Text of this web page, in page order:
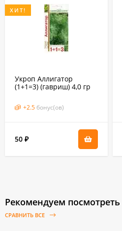
ХИТ!
Укроп Аллигатор
(1+1=3) (гавриш) 4,0 гр
+2.5 бонус(ов)
50 ₽
Рекомендуем посмотреть
СРАВНИТЬ ВСЕ